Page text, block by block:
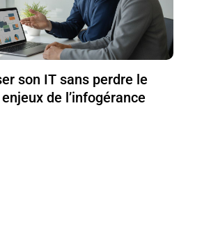
son IT sans perdre le
de l’infogérance